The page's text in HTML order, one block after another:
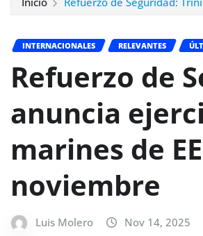
INTERNACIONALES RELEVANTES
Refuerzo de
anuncia
marines de
noviembre
Luis Molero Nov 14, 2025